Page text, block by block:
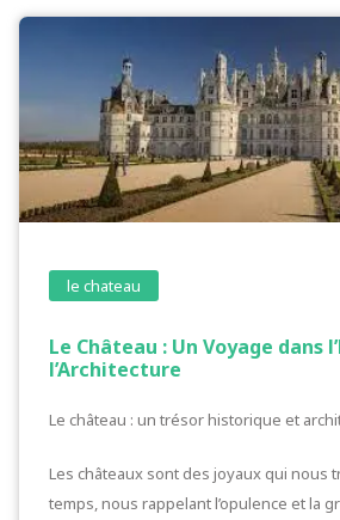
le chateau
Le Château : Un Voyage dans
l’Architecture
Le château : un trésor historique et
Les châteaux sont des joyaux qui nous
temps, nous rappelant l’opulence et la